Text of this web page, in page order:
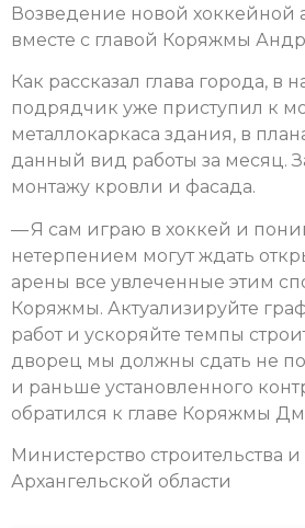
Возведение новой хоккейной
вместе с главой Коряжмы
Как рассказал глава города, в
подрядчик уже приступил к
металлокаркаса здания, в
данный вид работы за месяц.
монтажу кровли и фасада.
— Я сам играю в хоккей и
нетерпением могут ждать
арены все увлеченные этим
Коряжмы. Актуализируйте
работ и ускоряйте темпы
дворец мы должны сдать не
и раньше установленного
обратился к главе Коряжмы
Министерство строительства
Архангельской области